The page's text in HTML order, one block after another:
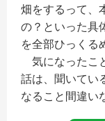
畑をするって、
の？といった具
を全部ひっくる
気になったこ
話は、聞いてい
なること間違い